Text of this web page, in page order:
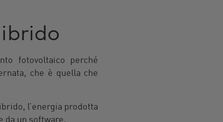
fotovoltaico perché
che è quella che
l’energia prodotta
da un software.